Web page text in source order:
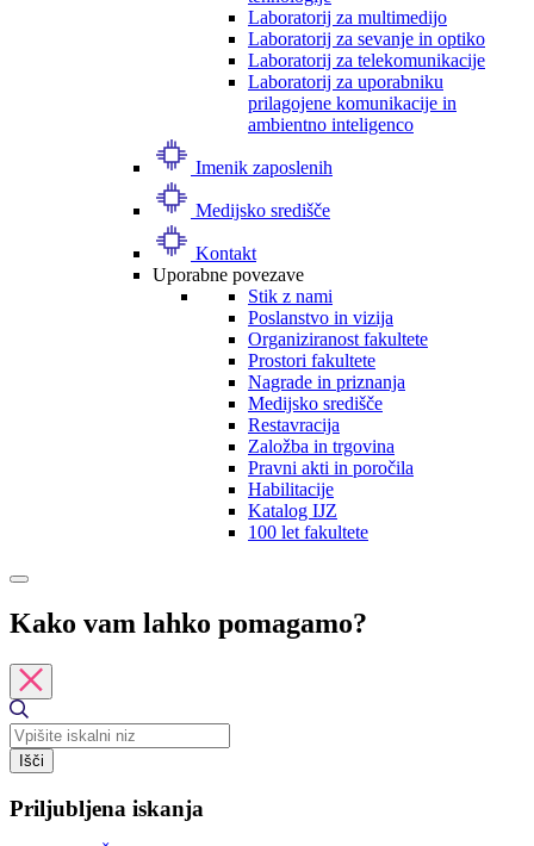
Laboratorij za multimedijo
Laboratorij za sevanje in optiko
Laboratorij za telekomunikacije
Laboratorij za uporabniku
prilagojene komunikacije in
ambientno inteligenco
Imenik zaposlenih
Medijsko središče
Kontakt
Uporabne povezave
Stik z nami
Poslanstvo in vizija
Organiziranost fakultete
Prostori fakultete
Nagrade in priznanja
Medijsko središče
Restavracija
Založba in trgovina
Pravni akti in poročila
Habilitacije
Katalog IJZ
100 let fakultete
Kako vam lahko pomagamo?
Išči
Priljubljena iskanja